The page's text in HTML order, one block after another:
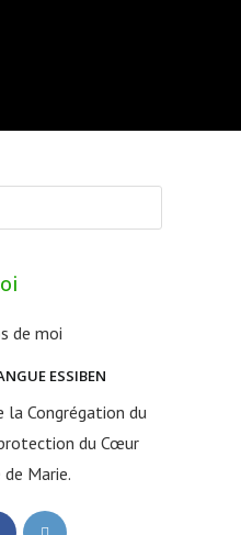
ESSIBEN
la Congrégation du
du Cœur
Marie.
S’ouvreS’ouvre